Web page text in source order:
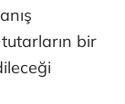
bir